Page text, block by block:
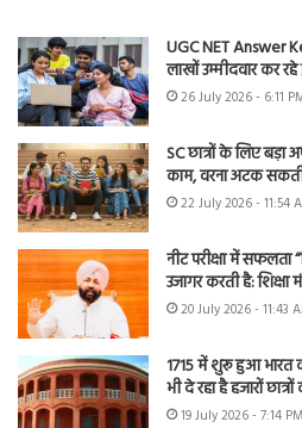
UGC NET Answer
लाखों उम्मीदवार कर
26 July 2026 - 6:11
SC छात्रों के लिए
काम, वरना अटक
22 July 2026 - 11:54
नीट परीक्षा में सफलता
उजागर करती है: शिक्षा
20 July 2026 - 11:43
1715 में शुरू हुआ भारत
भी दे रहा है हजारों छात्रों
19 July 2026 - 7:14 PM